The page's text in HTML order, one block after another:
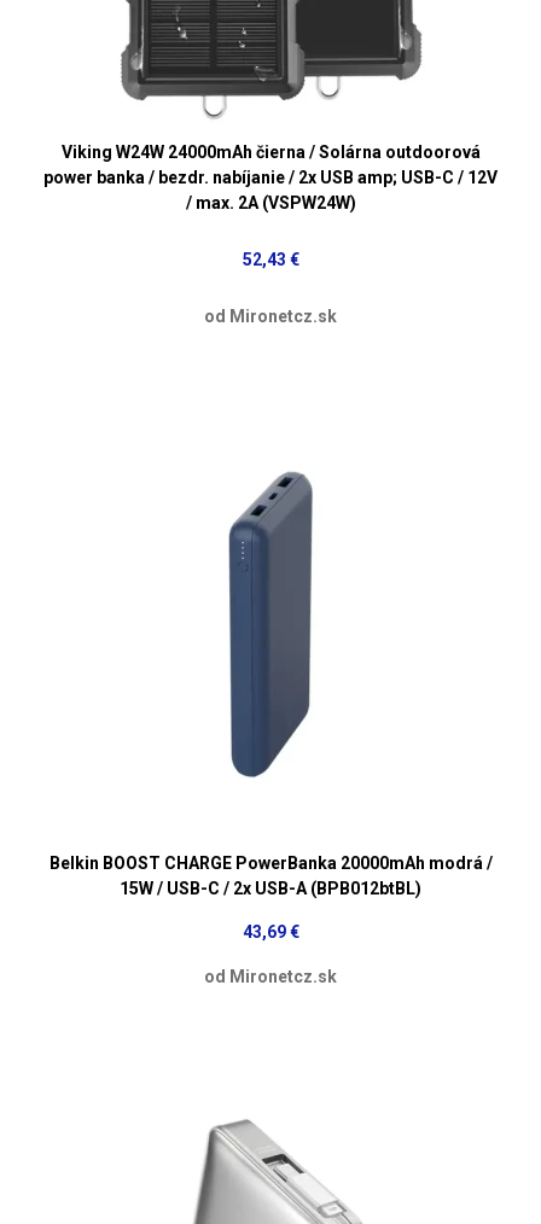
Viking W24W 24000mAh čierna / Solárna outdoorová
power banka / bezdr. nabíjanie / 2x USB amp; USB-C / 12V
/ max. 2A (VSPW24W)
52,43 €
od Mironetcz.sk
Belkin BOOST CHARGE PowerBanka 20000mAh modrá /
15W / USB-C / 2x USB-A (BPB012btBL)
43,69 €
od Mironetcz.sk